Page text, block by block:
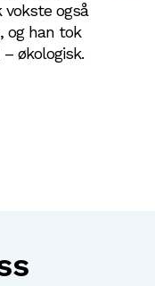
vokste også
og han tok
økologisk.